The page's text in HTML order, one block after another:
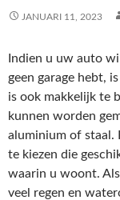
JANUARI 11, 2023
Indien u uw auto
geen garage hebt,
is ook makkelijk te
kunnen worden
aluminium of staal.
te kiezen die
waarin u woont.
veel regen en